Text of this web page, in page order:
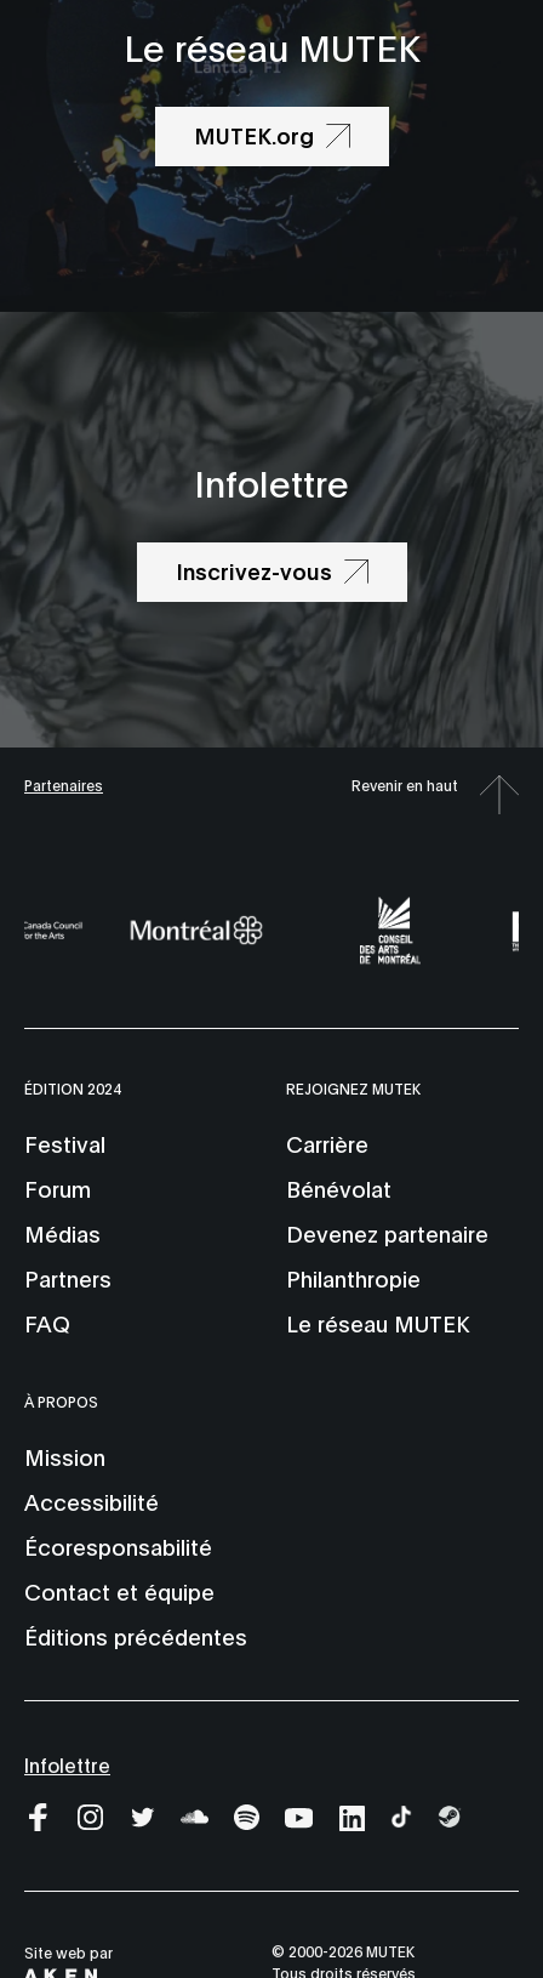
Le réseau MUTEK
MUTEK.org
Infolettre
Inscrivez-vous
Partenaires Revenir en haut
ÉDITION 2024
Festival
Forum
Médias
Partners
FAQ
REJOIGNEZ MUTEK
Carrière
Bénévolat
Devenez partenaire
Philanthropie
Le réseau MUTEK
À PROPOS
Mission
Accessibilité
Écoresponsabilité
Contact et équipe
Éditions précédentes
Infolettre
Site web par
© 2000-2026 MUTEK
Tous droits réservés